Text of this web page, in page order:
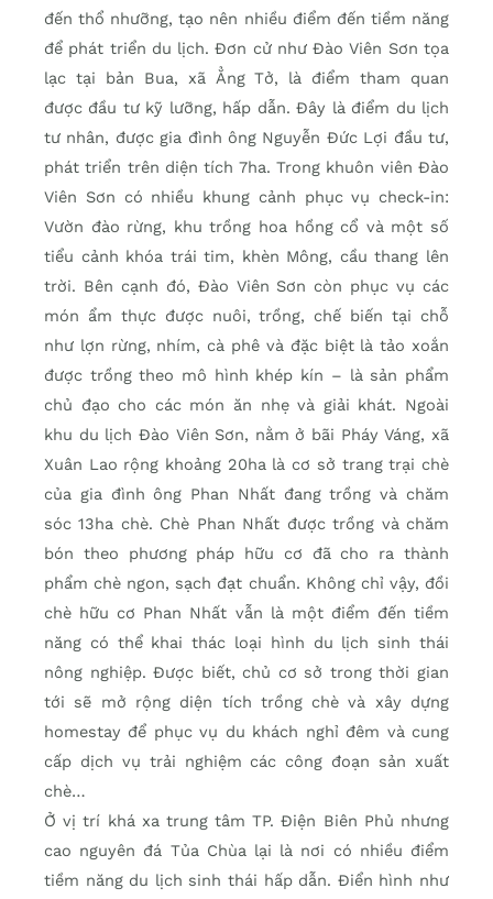
đến thổ nhưỡng, tạo nên nhiều điểm đến tiềm năng
để phát triển du lịch. Ðơn cử như Ðào Viên Sơn tọa
lạc tại bản Bua, xã Ẳng Tở, là điểm tham quan
được đầu tư kỹ lưỡng, hấp dẫn. Ðây là điểm du lịch
tư nhân, được gia đình ông Nguyễn Ðức Lợi đầu tư,
phát triển trên diện tích 7ha. Trong khuôn viên Ðào
Viên Sơn có nhiều khung cảnh phục vụ check-in:
Vườn đào rừng, khu trồng hoa hồng cổ và một số
tiểu cảnh khóa trái tim, khèn Mông, cầu thang lên
trời. Bên cạnh đó, Ðào Viên Sơn còn phục vụ các
món ẩm thực được nuôi, trồng, chế biến tại chỗ
như lợn rừng, nhím, cà phê và đặc biệt là tảo xoắn
được trồng theo mô hình khép kín – là sản phẩm
chủ đạo cho các món ăn nhẹ và giải khát. Ngoài
khu du lịch Ðào Viên Sơn, nằm ở bãi Pháy Váng, xã
Xuân Lao rộng khoảng 20ha là cơ sở trang trại chè
của gia đình ông Phan Nhất đang trồng và chăm
sóc 13ha chè. Chè Phan Nhất được trồng và chăm
bón theo phương pháp hữu cơ đã cho ra thành
phẩm chè ngon, sạch đạt chuẩn. Không chỉ vậy, đồi
chè hữu cơ Phan Nhất vẫn là một điểm đến tiềm
năng có thể khai thác loại hình du lịch sinh thái
nông nghiệp. Ðược biết, chủ cơ sở trong thời gian
tới sẽ mở rộng diện tích trồng chè và xây dựng
homestay để phục vụ du khách nghỉ đêm và cung
cấp dịch vụ trải nghiệm các công đoạn sản xuất
chè…
Ở vị trí khá xa trung tâm TP. Ðiện Biên Phủ nhưng
cao nguyên đá Tủa Chùa lại là nơi có nhiều điểm
tiềm năng du lịch sinh thái hấp dẫn. Ðiển hình như